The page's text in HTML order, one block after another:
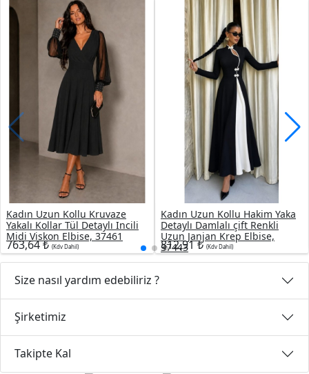
Kadın Uzun Kollu Kruvaze
Yakalı Kollar Tül Detaylı Incili
Midi Viskon Elbise, 37461
763,64 ₺(Kdv Dahil)
Kadın Uzun Kollu Hakim Yaka
Detaylı Damlalı çift Renkli
Uzun Janjan Krep Elbise,
37443
812,91 ₺(Kdv Dahil)
Size nasıl yardım edebiliriz ?
Şirketimiz
Takipte Kal